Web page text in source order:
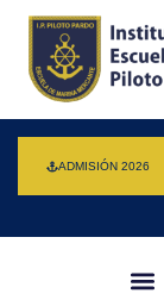
ADMISIÓN 2026